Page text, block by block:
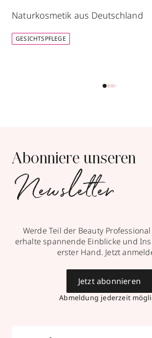
Naturkosmetik aus Deutschland
GESICHTSPFLEGE
Abonniere unseren
Newsletter
Werde Teil der Beauty
erhalte spannende Einblicke und
erster Hand. Jetzt
Abmeldung jederzeit
Jetzt abonnieren